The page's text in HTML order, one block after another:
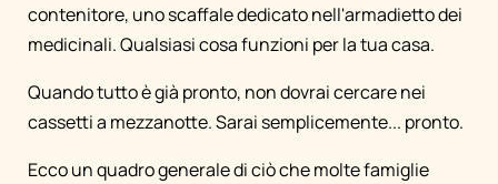
contenitore, uno scaffale dedicato nell'armadietto dei
medicinali. Qualsiasi cosa funzioni per la tua casa.
Quando tutto è già pronto, non dovrai cercare nei
cassetti a mezzanotte. Sarai semplicemente... pronto.
Ecco un quadro generale di ciò che molte famiglie